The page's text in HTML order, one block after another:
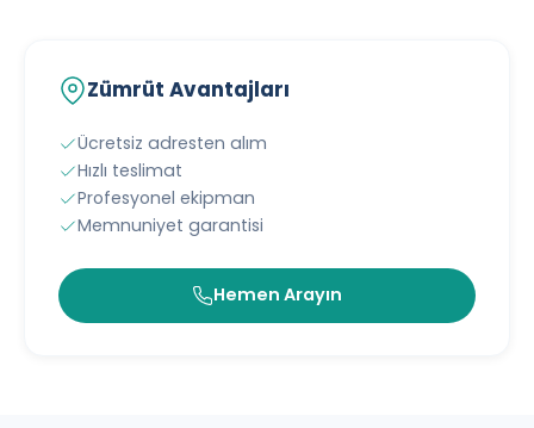
Zümrüt Avantajları
Ücretsiz adresten alım
Hızlı teslimat
Profesyonel ekipman
Memnuniyet garantisi
Hemen Arayın